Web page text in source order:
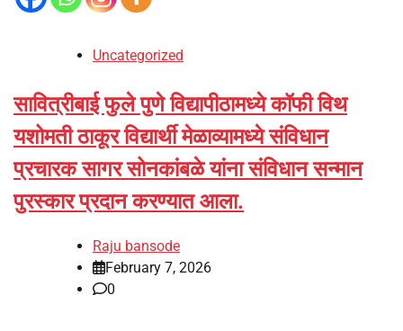
Uncategorized
सावित्रीबाई फुले पुणे विद्यापीठामध्ये कॉफी विथ
यशोमती ठाकूर विद्यार्थी मेळाव्यामध्ये संविधान
प्रचारक सागर सोनकांबळे यांना संविधान सन्मान
पुरस्कार प्रदान करण्यात आला.
Raju bansode
February 7, 2026
0